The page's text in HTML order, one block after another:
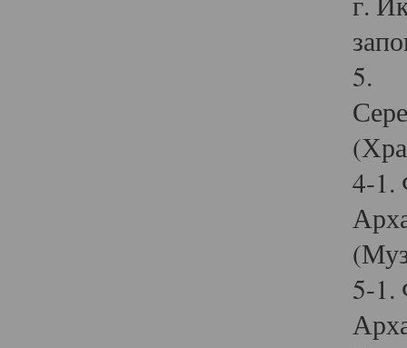
5.
4-1.
5-1.